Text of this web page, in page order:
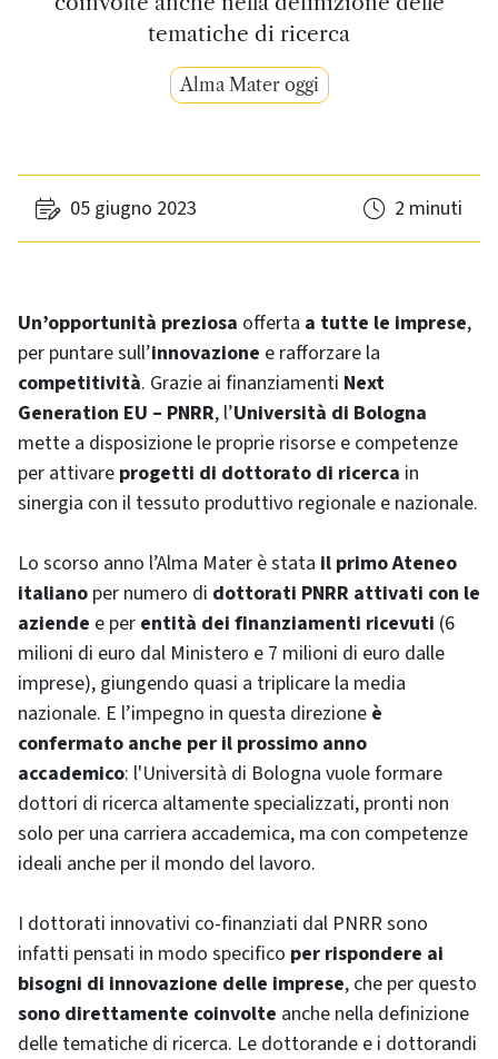
tematiche di ricerca
Alma Mater oggi
05 giugno 2023 2 minuti
Un’opportunità preziosa offerta a tutte le imprese,
per puntare sull’innovazione e rafforzare la
competitività. Grazie ai finanziamenti Next
Generation EU – PNRR, l’Università di Bologna
mette a disposizione le proprie risorse e competenze
per attivare progetti di dottorato di ricerca in
sinergia con il tessuto produttivo regionale e nazionale.
Lo scorso anno l’Alma Mater è stata il primo Ateneo
italiano per numero di dottorati PNRR attivati con le
aziende e per entità dei finanziamenti ricevuti (6
milioni di euro dal Ministero e 7 milioni di euro dalle
imprese), giungendo quasi a triplicare la media
nazionale. E l’impegno in questa direzione è
confermato anche per il prossimo anno
accademico: l'Università di Bologna vuole formare
dottori di ricerca altamente specializzati, pronti non
solo per una carriera accademica, ma con competenze
ideali anche per il mondo del lavoro.
I dottorati innovativi co-finanziati dal PNRR sono
infatti pensati in modo specifico per rispondere ai
bisogni di innovazione delle imprese, che per questo
sono direttamente coinvolte anche nella definizione
delle tematiche di ricerca. Le dottorande e i dottorandi